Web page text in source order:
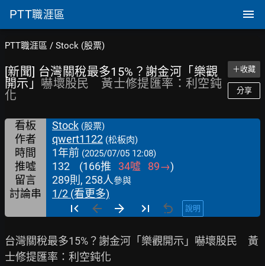
PTT職涯區
PTT職涯區 / Stock (股票)
[新聞] 台灣關稅最多15%？謝金河「樂觀
開示」 嚇壞股民 黃士修提匯率：利空鈍
化
＋收藏
分享
看板 Stock (股票)
作者 qwert1122 (松板肉)
時間 1年前 (2025/07/05 12:08)
推噓 132 (166推 34噓 89→)
留言
289則, 258人參與
討論串 1/2 (看更多)
說明
台灣關稅最多15%？謝金河「樂觀開示」嚇壞股民　黃
士修提匯率：利空鈍化